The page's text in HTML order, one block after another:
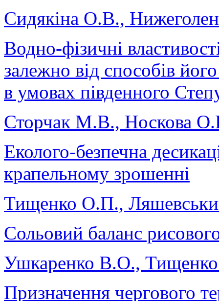
Сидякіна О.В.,
Водно-фізичні
залежно від способів
в умовах південного
Сторчак М.В., Носкова
Еколого-безпечна
крапельному зрошенні
Тищенко О.П.,
Сольовий баланс
Ушкаренко В.О.,
Призначення чергового